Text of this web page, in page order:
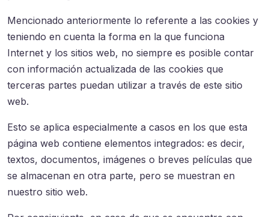
Mencionado anteriormente lo referente a las cookies y
teniendo en cuenta la forma en la que funciona
Internet y los sitios web, no siempre es posible contar
con información actualizada de las cookies que
terceras partes puedan utilizar a través de este sitio
web.
Esto se aplica especialmente a casos en los que esta
página web contiene elementos integrados: es decir,
textos, documentos, imágenes o breves películas que
se almacenan en otra parte, pero se muestran en
nuestro sitio web.